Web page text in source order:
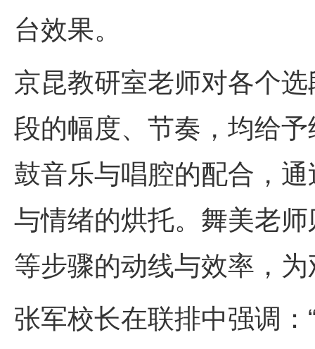
台效果。
京昆教研室老师对各个
段的幅度、节奏，均给
鼓音乐与唱腔的配合，
与情绪的烘托。舞美老
等步骤的动线与效率，
张军校长在联排中强调